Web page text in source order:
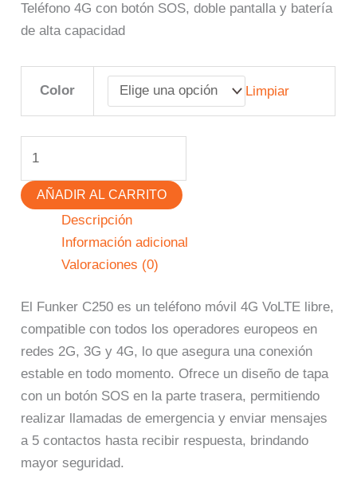
Teléfono 4G con botón SOS, doble pantalla y batería
de alta capacidad
Color Limpiar
AÑADIR AL CARRITO
Descripción
Información adicional
Valoraciones (0)
El Funker C250 es un teléfono móvil 4G VoLTE libre,
compatible con todos los operadores europeos en
redes 2G, 3G y 4G, lo que asegura una conexión
estable en todo momento. Ofrece un diseño de tapa
con un botón SOS en la parte trasera, permitiendo
realizar llamadas de emergencia y enviar mensajes
a 5 contactos hasta recibir respuesta, brindando
mayor seguridad.